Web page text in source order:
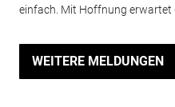
einfach. Mit Hoffnung erwartet
WEITERE MELDUNGEN